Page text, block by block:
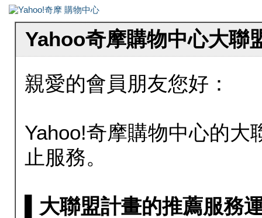
Yahoo奇摩購物中心大聯
親愛的會員朋友您好：
Yahoo!奇摩購物中心的大
止服務。
▌大聯盟計畫的推薦服務